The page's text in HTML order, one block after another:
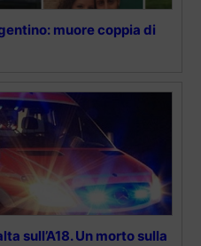
muore coppia di
sull’A18. Un morto sulla